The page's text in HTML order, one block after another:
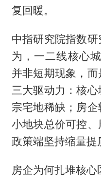
复回暖。
中指研究院指数
为，一二线核心
并非短期现象，
三大驱动力：核
宗宅地稀缺；房企
小地块总价可控、
政策端坚持缩量提
房企为何扎堆核心